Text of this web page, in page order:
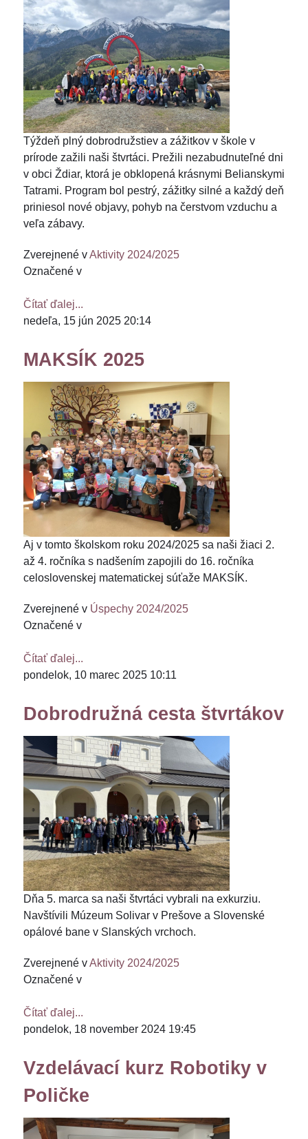
Týždeň plný dobrodružstiev a zážitkov v škole v
prírode zažili naši štvrtáci. Prežili nezabudnuteľné dni
v obci Ždiar, ktorá je obklopená krásnymi Belianskymi
Tatrami. Program bol pestrý, zážitky silné a každý deň
priniesol nové objavy, pohyb na čerstvom vzduchu a
veľa zábavy.
Zverejnené vAktivity 2024/2025
Označené v
Čítať ďalej...
nedeľa, 15 jún 2025 20:14
MAKSÍK 2025
Aj v tomto školskom roku 2024/2025 sa naši žiaci 2.
až 4. ročníka s nadšením zapojili do 16. ročníka
celoslovenskej matematickej súťaže MAKSÍK.
Zverejnené v Úspechy 2024/2025
Označené v
Čítať ďalej...
pondelok, 10 marec 2025 10:11
Dobrodružná cesta štvrtákov
Dňa 5. marca sa naši štvrtáci vybrali na exkurziu.
Navštívili Múzeum Solivar v Prešove a Slovenské
opálové bane v Slanských vrchoch.
Zverejnené vAktivity 2024/2025
Označené v
Čítať ďalej...
pondelok, 18 november 2024 19:45
Vzdelávací kurz Robotiky v
Poličke